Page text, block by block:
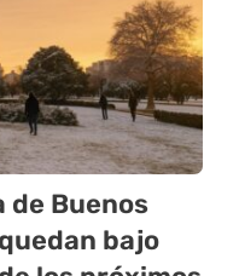
de Buenos
bajo